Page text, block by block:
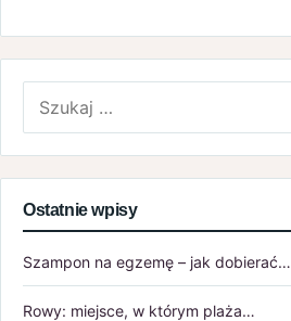
Ostatnie wpisy
Szampon na egzemę – jak dobierać…
Rowy: miejsce, w którym plaża…